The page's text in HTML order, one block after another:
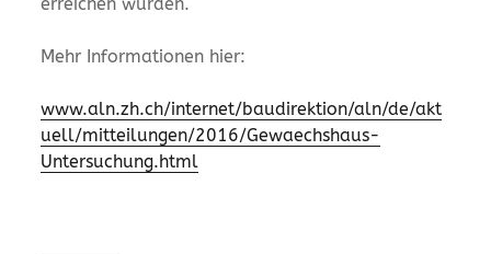
Mehr Informationen hier:
www.aln.zh.ch/internet/baudirektion/aln/de/akt
uell/mitteilungen/2016/Gewaechshaus-
Untersuchung.html